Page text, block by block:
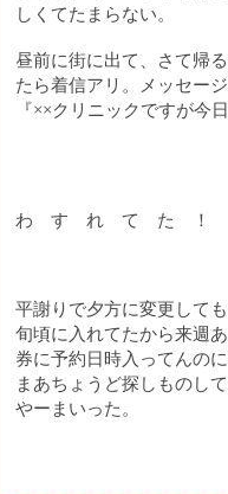
しくてたまらない。
昼前に街に出て、さて帰
たら着信アリ。メッセー
『××クリニックですが
わ す れ て た ！
平謝りで夕方に変更して
旬頃に入れてたから来週
券に予約日時入ってんの
まあちょうど探しものし
やーまいった。